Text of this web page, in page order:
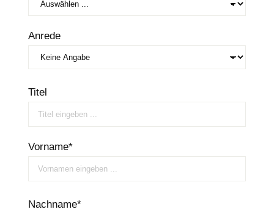
Anrede
Titel
Vorname*
Nachname*